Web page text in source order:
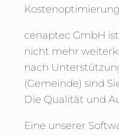
cenaptec GmbH
nicht mehr
nach
(Gemeinde) sind
Die Qualität und
Eine unserer